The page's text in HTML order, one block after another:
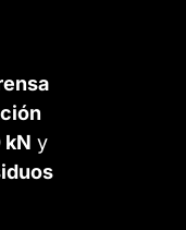
kN y